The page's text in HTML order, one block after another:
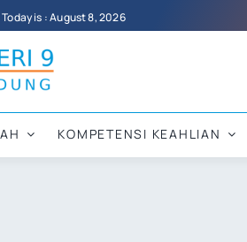
is : August 8, 2026
KOMPETENSI KEAHLIAN